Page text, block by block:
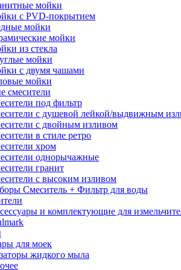
мойки
с PVD-покрытием
мойки
мойки
из стекла
мойки
с двумя чашами
мойки
смесители
под фильтр
с душевой лейкой/выдвижным
с двойным изливом
в стиле ретро
хром
однорычажные
гранит
с высоким изливом
Смеситель + Фильтр для воды
и комплектующие для
для моек
жидкого мыла